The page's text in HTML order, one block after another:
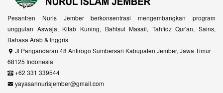
Pesantren Nuris Jember berkonsentrasi mengembangkan program
unggulan Aswaja, Kitab Kuning, Bahtsul Masail, Tahfidz Qur'an, Sains,
Bahasa Arab & Inggris
Jl Pangandaran 48 Antirogo Sumbersari Kabupaten Jember, Jawa Timur
68125 Indonesia
+62 331 339544
yayasannurisjember@gmail.com